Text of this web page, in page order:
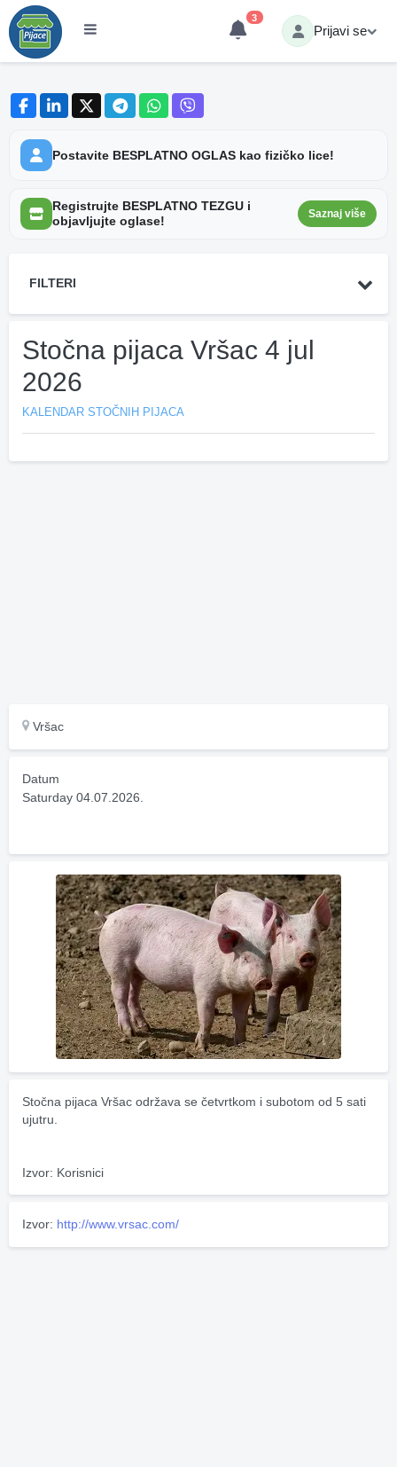
3
Prijavi se
Postavite BESPLATNO OGLAS kao fizičko lice!
Registrujte BESPLATNO TEZGU i
objavljujte oglase!
Saznaj više
FILTERI
Stočna pijaca Vršac 4 jul
2026
KALENDAR STOČNIH PIJACA
Vršac
Datum
Saturday 04.07.2026.
Stočna pijaca Vršac održava se četvrtkom i subotom od 5 sati
ujutru.
Izvor: Korisnici
Izvor: http://www.vrsac.com/